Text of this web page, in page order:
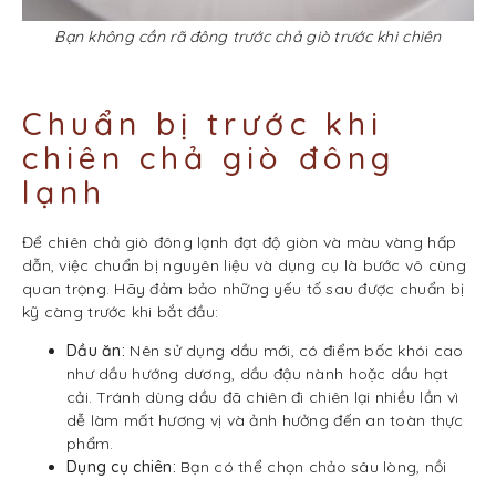
Bạn không cần rã đông trước chả giò trước khi chiên
Chuẩn bị trước khi
chiên chả giò đông
lạnh
Để chiên chả giò đông lạnh đạt độ giòn và màu vàng hấp
dẫn, việc chuẩn bị nguyên liệu và dụng cụ là bước vô cùng
quan trọng. Hãy đảm bảo những yếu tố sau được chuẩn bị
kỹ càng trước khi bắt đầu:
Dầu ăn: Nên sử dụng dầu mới, có điểm bốc khói cao
như dầu hướng dương, dầu đậu nành hoặc dầu hạt
cải. Tránh dùng dầu đã chiên đi chiên lại nhiều lần vì
dễ làm mất hương vị và ảnh hưởng đến an toàn thực
phẩm.
Dụng cụ chiên: Bạn có thể chọn chảo sâu lòng, nồi